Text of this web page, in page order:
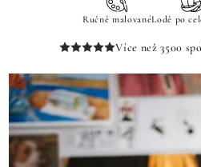
Ručně malovanéLodě po
Více než 3500